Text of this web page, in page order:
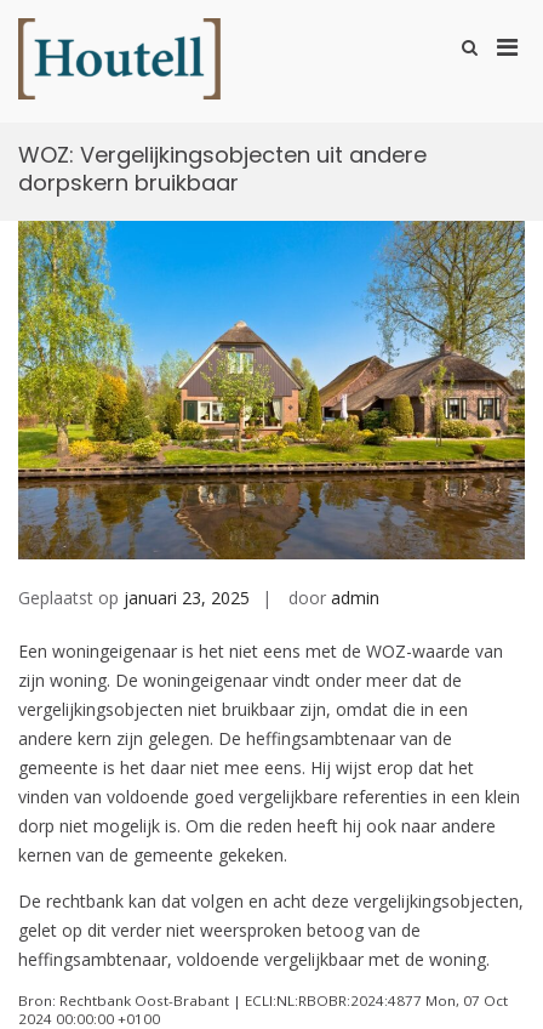
naar
inhoud
Toon
WOZ: Vergelijkingsobjecten uit andere
dorpskern bruikbaar
Geplaatst op januari 23, 2025 door admin
Een woningeigenaar is het niet eens met de WOZ-waarde van
zijn woning. De woningeigenaar vindt onder meer dat de
vergelijkingsobjecten niet bruikbaar zijn, omdat die in een
andere kern zijn gelegen. De heffingsambtenaar van de
gemeente is het daar niet mee eens. Hij wijst erop dat het
vinden van voldoende goed vergelijkbare referenties in een klein
dorp niet mogelijk is. Om die reden heeft hij ook naar andere
kernen van de gemeente gekeken.
De rechtbank kan dat volgen en acht deze vergelijkingsobjecten,
gelet op dit verder niet weersproken betoog van de
heffingsambtenaar, voldoende vergelijkbaar met de woning.
Bron: Rechtbank Oost-Brabant | ECLI:NL:RBOBR:2024:4877 Mon, 07 Oct
2024 00:00:00 +0100